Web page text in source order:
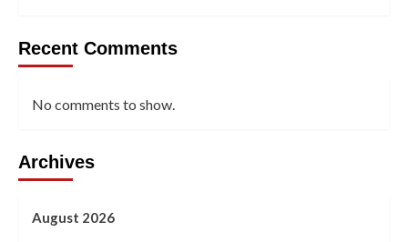
Recent Comments
No comments to show.
Archives
August 2026